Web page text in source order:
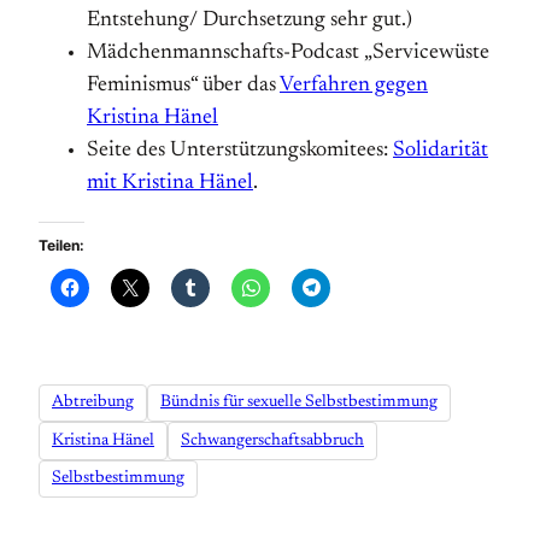
Entstehung/ Durch­setzung sehr gut.)
Mädchenmannschafts-Podcast „Servicewüste
Feminismus“ über das Verfahren gegen
Kristina Hänel
Seite des Unterstützungskomitees: Solidarität
mit Kristina Hänel.
Teilen:
Abtreibung Bündnis für sexuelle Selbstbestimmung
Kristina Hänel Schwangerschaftsabbruch
Selbstbestimmung